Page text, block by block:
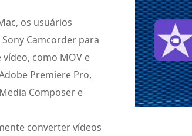
os usuários
Camcorder para
como MOV e
Premiere Pro,
Composer e
converter vídeos